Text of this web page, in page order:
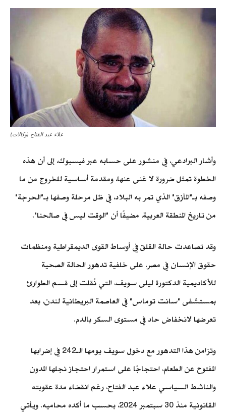
علاء عبد الفتاح (وكالات)
وأشار البرادعي، في منشور على حسابه عبر فيسبوك، إلى أن هذه
الخطوة تمثل ضرورة لا غنى عنها، ومقدمة أساسية للخروج من ما
وصفه بـ"المأزق" الذي تمر به البلاد، في ظل مرحلة وصفها بـ"الحرجة"
من تاريخ المنطقة العربية، مضيفًا أن "الوقت ليس في صالحنا".
وقد تصاعدت حالة القلق في أوساط القوى الديمقراطية ومنظمات
حقوق الإنسان في مصر، على خلفية تدهور الحالة الصحية
للأكاديمية الدكتورة ليلى سويف، التي نُقلت إلى قسم الطوارئ
بمستشفى "سانت توماس" في العاصمة البريطانية لندن، بعد
تعرضها لانخفاض حاد في مستوى السكر بالدم.
وتزامن هذا التدهور مع دخول سويف يومها الـ242 في إضرابها
المفتوح عن الطعام، احتجاجًا على استمرار احتجاز نجلها المدون
والناشط السياسي علاء عبد الفتاح، رغم انقضاء مدة عقوبته
القانونية منذ 30 سبتمبر 2024، بحسب ما أكده محاميه. ويأتي